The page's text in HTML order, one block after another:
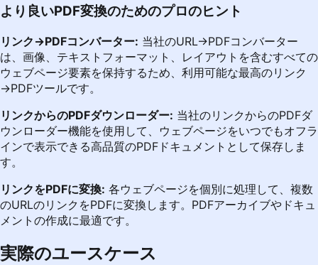
より良いPDF変換のためのプロのヒント
リンク→PDFコンバーター: 当社のURL→PDFコンバーター
は、画像、テキストフォーマット、レイアウトを含むすべての
ウェブページ要素を保持するため、利用可能な最高のリンク
→PDFツールです。
リンクからのPDFダウンローダー: 当社のリンクからのPDFダ
ウンローダー機能を使用して、ウェブページをいつでもオフラ
インで表示できる高品質のPDFドキュメントとして保存しま
す。
リンクをPDFに変換: 各ウェブページを個別に処理して、複数
のURLのリンクをPDFに変換します。PDFアーカイブやドキュ
メントの作成に最適です。
実際のユースケース